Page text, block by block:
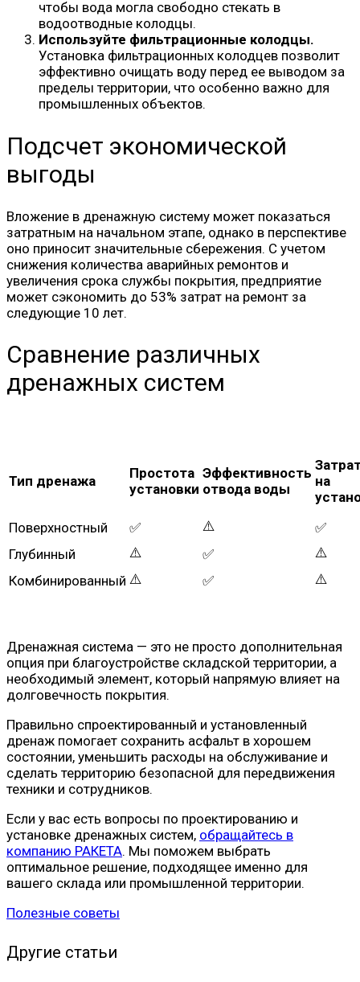
чтобы вода могла свободно стекать в
водоотводные колодцы.
Используйте фильтрационные колодцы.
Установка фильтрационных колодцев позволит
эффективно очищать воду перед ее выводом за
пределы территории, что особенно важно для
промышленных объектов.
Подсчет экономической
выгоды
Вложение в дренажную систему может показаться
затратным на начальном этапе, однако в перспективе
оно приносит значительные сбережения. С учетом
снижения количества аварийных ремонтов и
увеличения срока службы покрытия, предприятие
может сэкономить до 53% затрат на ремонт за
следующие 10 лет.
Сравнение различных
дренажных систем
Тип дренажа
Простота
установки
Эффективность
отвода воды
на
Поверхностный
✅ ⚠️
✅
Глубинный
⚠️ ✅
⚠️
Комбинированный ⚠️ ✅ ⚠️
Дренажная система — это не просто дополнительная
опция при благоустройстве складской территории, а
необходимый элемент, который напрямую влияет на
долговечность покрытия.
Правильно спроектированный и установленный
дренаж помогает сохранить асфальт в хорошем
состоянии, уменьшить расходы на обслуживание и
сделать территорию безопасной для передвижения
техники и сотрудников.
Если у вас есть вопросы по проектированию и
установке дренажных систем, обращайтесь в
компанию РАКЕТА. Мы поможем выбрать
оптимальное решение, подходящее именно для
вашего склада или промышленной территории.
Полезные советы
Другие статьи